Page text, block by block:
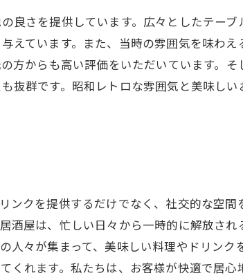
良さを提供しています。広々としたテー
ています。また、当時の雰囲気を味わえ
方からも高い評価をいただいています。
抜群です。昭和レトロな雰囲気と美味し
ンクを提供するだけでなく、社交的な空
酒屋は、忙しい日々から一時的に解放さ
人々が集まって、美味しい料理やドリン
くれます。私たちは、お客様が快適で居